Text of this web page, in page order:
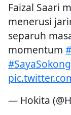
Faizal Saari
menerusi
separuh
momentum
— Hokita